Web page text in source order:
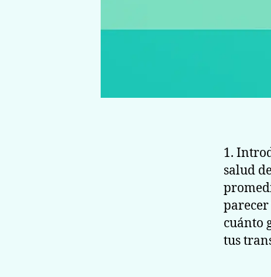
1.
salud
cuánto
tus